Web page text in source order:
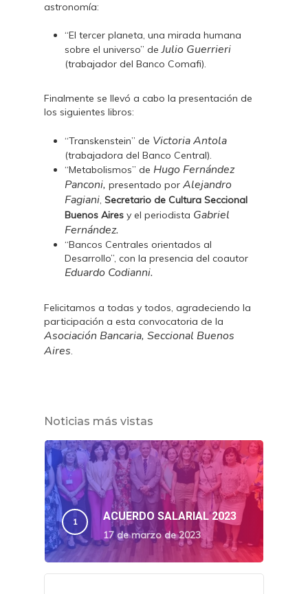
astronomía:
“El tercer planeta, una mirada humana
sobre el universo” de Julio Guerrieri
(trabajador del Banco Comafi).
Finalmente se llevó a cabo la presentación de
los siguientes libros:
“Transkenstein” de Victoria Antola
(trabajadora del Banco Central).
“Metabolismos” de Hugo Fernández
Panconi, presentado por Alejandro
Fagiani, Secretario de Cultura Seccional
Buenos Aires y el periodista Gabriel
Fernández.
“Bancos Centrales orientados al
Desarrollo”, con la presencia del coautor
Eduardo Codianni.
Felicitamos a todas y todos, agradeciendo la
participación a esta convocatoria de la
Asociación Bancaria, Seccional Buenos
Aires.
Noticias más vistas
ACUERDO SALARIAL 2023
17 de marzo de 2023